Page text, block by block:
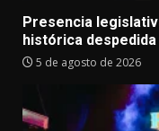
Presencia
histórica despedida
5 de agosto de 2026